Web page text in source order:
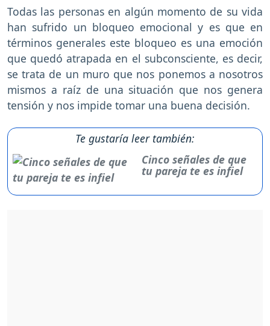
Todas las personas en algún momento de su vida
han sufrido un bloqueo emocional y es que en
términos generales este bloqueo es una emoción
que quedó atrapada en el subconsciente, es decir,
se trata de un muro que nos ponemos a nosotros
mismos a raíz de una situación que nos genera
tensión y nos impide tomar una buena decisión.
Te gustaría leer también:
Cinco señales de que
tu pareja te es infiel